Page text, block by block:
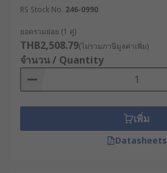
RS Stock No. 246-0990
ยอดรวมย่อย (1 คู่)
THB2,508.79(ไม่รวมภาษีมูลค่าเพิ่ม)
จำนวน / Quantity
เพิ่ม
Datasheets